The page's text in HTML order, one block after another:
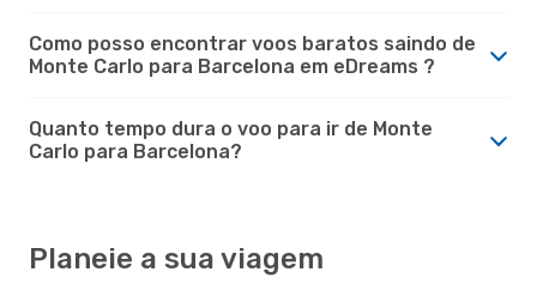
Como posso encontrar voos baratos saindo de
Monte Carlo para Barcelona em eDreams ?
Quanto tempo dura o voo para ir de Monte
Carlo para Barcelona?
Planeie a sua viagem